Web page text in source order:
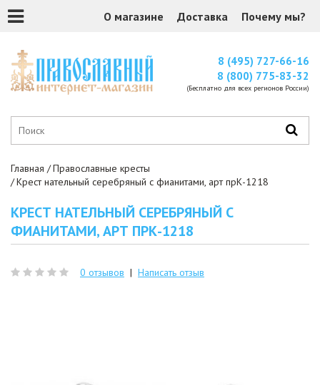
О магазине Доставка Почему мы?
8 (495) 727-66-16
8 (800) 775-83-32
(Бесплатно для всех регионов России)
Главная
Православные кресты
Крест нательный серебряный с фианитами, арт прК-1218
КРЕСТ НАТЕЛЬНЫЙ СЕРЕБРЯНЫЙ С
ФИАНИТАМИ, АРТ ПРК-1218
0 отзывов | Написать отзыв